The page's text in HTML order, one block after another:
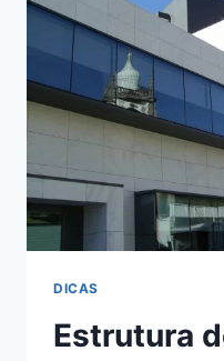
DICAS
Estrutura